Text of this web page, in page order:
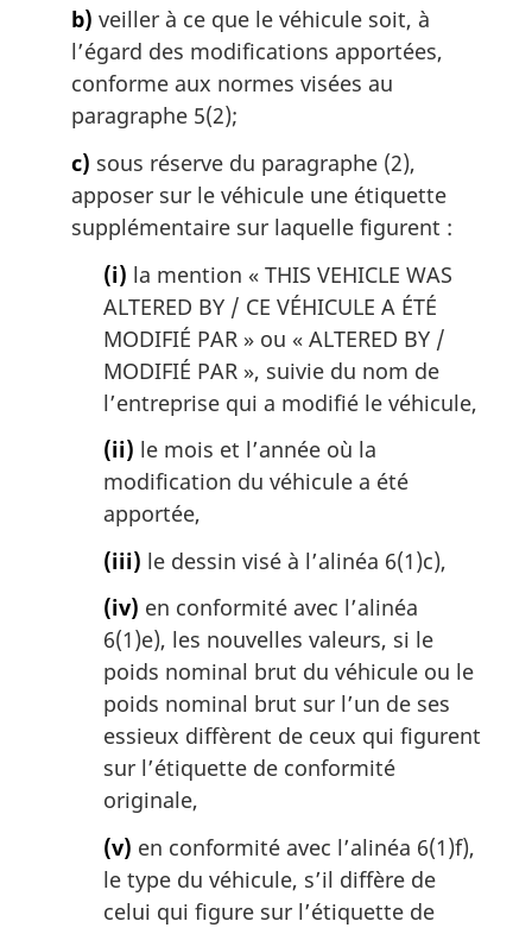
b) veiller à ce que le véhicule soit, à
l’égard des modifications apportées,
conforme aux normes visées au
paragraphe 5(2);
c) sous réserve du paragraphe (2),
apposer sur le véhicule une étiquette
supplémentaire sur laquelle figurent :
(i) la mention « THIS VEHICLE WAS
ALTERED BY / CE VÉHICULE A ÉTÉ
MODIFIÉ PAR » ou « ALTERED BY /
MODIFIÉ PAR », suivie du nom de
l’entreprise qui a modifié le véhicule,
(ii) le mois et l’année où la
modification du véhicule a été
apportée,
(iii) le dessin visé à l’alinéa 6(1)c),
(iv) en conformité avec l’alinéa
6(1)e), les nouvelles valeurs, si le
poids nominal brut du véhicule ou le
poids nominal brut sur l’un de ses
essieux diffèrent de ceux qui figurent
sur l’étiquette de conformité
originale,
(v) en conformité avec l’alinéa 6(1)f),
le type du véhicule, s’il diffère de
celui qui figure sur l’étiquette de